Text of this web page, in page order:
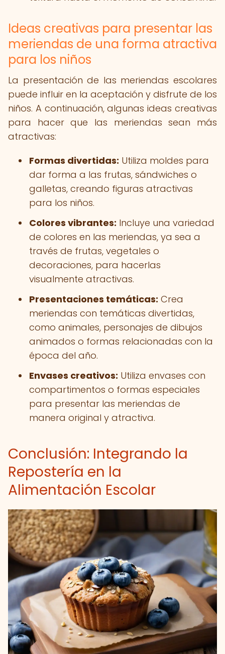
Ideas creativas para presentar las
meriendas de una forma atractiva
para los niños
La presentación de las meriendas escolares
puede influir en la aceptación y disfrute de los
niños. A continuación, algunas ideas creativas
para hacer que las meriendas sean más
atractivas:
Formas divertidas: Utiliza moldes para
dar forma a las frutas, sándwiches o
galletas, creando figuras atractivas
para los niños.
Colores vibrantes: Incluye una variedad
de colores en las meriendas, ya sea a
través de frutas, vegetales o
decoraciones, para hacerlas
visualmente atractivas.
Presentaciones temáticas: Crea
meriendas con temáticas divertidas,
como animales, personajes de dibujos
animados o formas relacionadas con la
época del año.
Envases creativos: Utiliza envases con
compartimentos o formas especiales
para presentar las meriendas de
manera original y atractiva.
Conclusión: Integrando la
Repostería en la
Alimentación Escolar